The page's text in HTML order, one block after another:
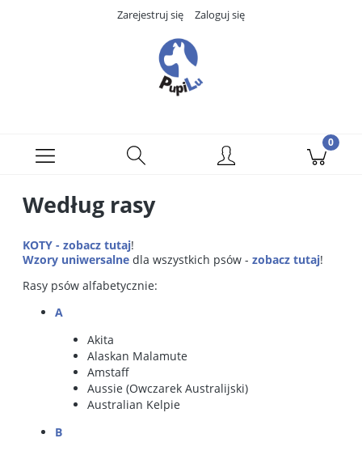
Zarejestruj się Zaloguj się
Według rasy
KOTY - zobacz tutaj!
Wzory uniwersalne dla wszystkich psów - zobacz tutaj!
Rasy psów alfabetycznie:
A
Akita
Alaskan Malamute
Amstaff
Aussie (Owczarek Australijski)
Australian Kelpie
B